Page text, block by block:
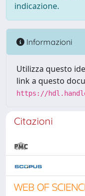
indicazione.
Informazioni
Utilizza questo
link a questo
https://
Citazioni